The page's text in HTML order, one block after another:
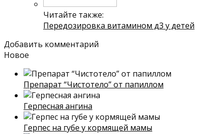
Читайте также:
Передозировка витамином д3 у детей
Добавить комментарий
Новое
Препарат “Чистотело” от папиллом
Герпесная ангина
Герпес на губе у кормящей мамы